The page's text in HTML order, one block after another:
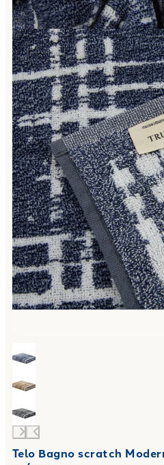
Telo Bagno scratch